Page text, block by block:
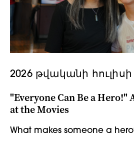
2026 թվականի հուլիսի
"Everyone Can Be a Hero!"
at the Movies
What makes someone a